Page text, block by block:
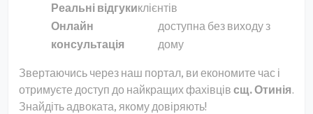
Реальні відгукиклієнтів
Онлайн
консультація
доступна без виходу з
дому
Звертаючись через наш портал, ви економите час і
отримуєте доступ до найкращих фахівців сщ. Отинія.
Знайдіть адвоката, якому довіряють!